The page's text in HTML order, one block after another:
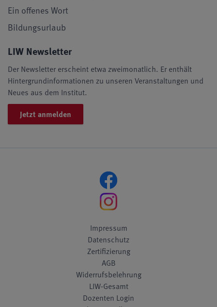
Ein offenes Wort
Bildungsurlaub
LIW Newsletter
Der Newsletter erscheint etwa zweimonatlich. Er enthält
Hintergrundinformationen zu unseren Veranstaltungen und
Neues aus dem Institut.
Jetzt anmelden
Impressum
Datenschutz
Zertifizierung
AGB
Widerrufsbelehrung
LIW-Gesamt
Dozenten Login